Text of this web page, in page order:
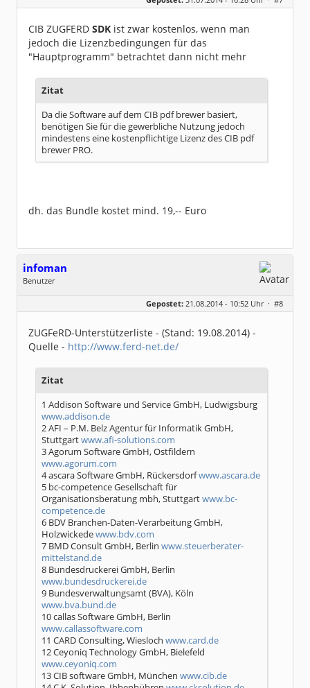
Dabei seit:
06 / 2008
CIB ZUGFERD SDK ist zwar kostenlos, wenn man
jedoch die Lizenzbedingungen für das
"Hauptprogramm" betrachtet dann nicht mehr
Zitat
Da die Software auf dem CIB pdf brewer basiert,
benötigen Sie für die gewerbliche Nutzung jedoch
mindestens eine kostenpflichtige Lizenz des CIB pdf
brewer PRO.
dh. das Bundle kostet mind. 19,-- Euro
infoman
Benutzer
Dabei seit:
06 / 2008
Gepostet: 21.08.2014 - 10:52 Uhr · #8
ZUGFeRD-Unterstützerliste - (Stand: 19.08.2014) -
Quelle - http://www.ferd-net.de/
Zitat
1 Addison Software und Service GmbH, Ludwigsburg
www.addison.de
2 AFI – P.M. Belz Agentur für Informatik GmbH,
Stuttgartwww.afi-solutions.com
3 Agorum Software GmbH, Ostfildern
www.agorum.com
4 ascara Software GmbH, Rückersdorfwww.ascara.de
5 bc-competence Gesellschaft für
Organisationsberatung mbh, Stuttgartwww.bc-
competence.de
6 BDV Branchen-Daten-Verarbeitung GmbH,
Holzwickedewww.bdv.com
7 BMD Consult GmbH, Berlin www.steuerberater-
mittelstand.de
8 Bundesdruckerei GmbH, Berlin
www.bundesdruckerei.de
9 Bundesverwaltungsamt (BVA), Köln
www.bva.bund.de
10 callas Software GmbH, Berlin
www.callassoftware.com
11 CARD Consulting, Wiesloch www.card.de
12 Ceyoniq Technology GmbH, Bielefeld
www.ceyoniq.com
13 CIB software GmbH, München www.cib.de